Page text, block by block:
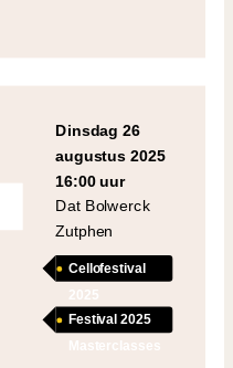
dinsdag 26
augustus 2025
16:00 uur
Dat Bolwerck
Zutphen
Cellofestival
2025
Festival 2025
Masterclasses